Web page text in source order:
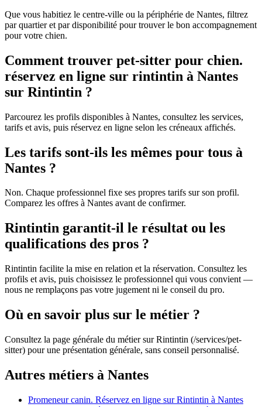
Que vous habitiez le centre-ville ou la périphérie de Nantes, filtrez
par quartier et par disponibilité pour trouver le bon accompagnement
pour votre chien.
Comment trouver pet-sitter pour chien.
réservez en ligne sur rintintin à Nantes
sur Rintintin ?
Parcourez les profils disponibles à Nantes, consultez les services,
tarifs et avis, puis réservez en ligne selon les créneaux affichés.
Les tarifs sont-ils les mêmes pour tous à
Nantes ?
Non. Chaque professionnel fixe ses propres tarifs sur son profil.
Comparez les offres à Nantes avant de confirmer.
Rintintin garantit-il le résultat ou les
qualifications des pros ?
Rintintin facilite la mise en relation et la réservation. Consultez les
profils et avis, puis choisissez le professionnel qui vous convient —
nous ne remplaçons pas votre jugement ni le conseil du pro.
Où en savoir plus sur le métier ?
Consultez la page générale du métier sur Rintintin (/services/pet-
sitter) pour une présentation générale, sans conseil personnalisé.
Autres métiers à Nantes
Promeneur canin. Réservez en ligne sur Rintintin à Nantes